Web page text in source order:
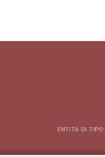
ENTITÀ DI TIPO: